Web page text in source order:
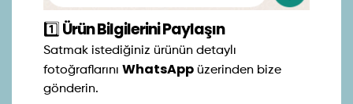
1️⃣ Ürün Bilgilerini Paylaşın
Satmak istediğiniz ürünün detaylı
fotoğraflarını WhatsApp üzerinden bize
gönderin.